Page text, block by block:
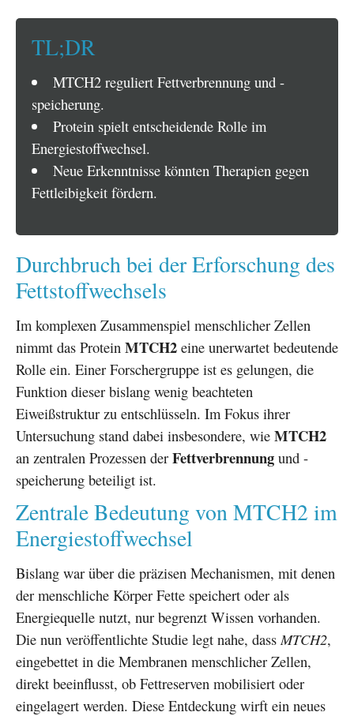
TL;DR
MTCH2 reguliert Fettverbrennung und -
speicherung.
Protein spielt entscheidende Rolle im
Energiestoffwechsel.
Neue Erkenntnisse könnten Therapien gegen
Fettleibigkeit fördern.
Durchbruch bei der Erforschung des
Fettstoffwechsels
Im komplexen Zusammenspiel menschlicher Zellen
nimmt das Protein MTCH2 eine unerwartet bedeutende
Rolle ein. Einer Forschergruppe ist es gelungen, die
Funktion dieser bislang wenig beachteten
Eiweißstruktur zu entschlüsseln. Im Fokus ihrer
Untersuchung stand dabei insbesondere, wie MTCH2
an zentralen Prozessen der Fettverbrennung und -
speicherung beteiligt ist.
Zentrale Bedeutung von MTCH2 im
Energiestoffwechsel
Bislang war über die präzisen Mechanismen, mit denen
der menschliche Körper Fette speichert oder als
Energiequelle nutzt, nur begrenzt Wissen vorhanden.
Die nun veröffentlichte Studie legt nahe, dass MTCH2,
eingebettet in die Membranen menschlicher Zellen,
direkt beeinflusst, ob Fettreserven mobilisiert oder
eingelagert werden. Diese Entdeckung wirft ein neues